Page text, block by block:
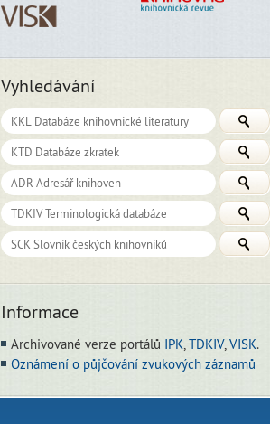
Vyhledávání
Informace
Archivované verze portálů IPK,TDKIV,VISK.
Oznámení o půjčování zvukových záznamů